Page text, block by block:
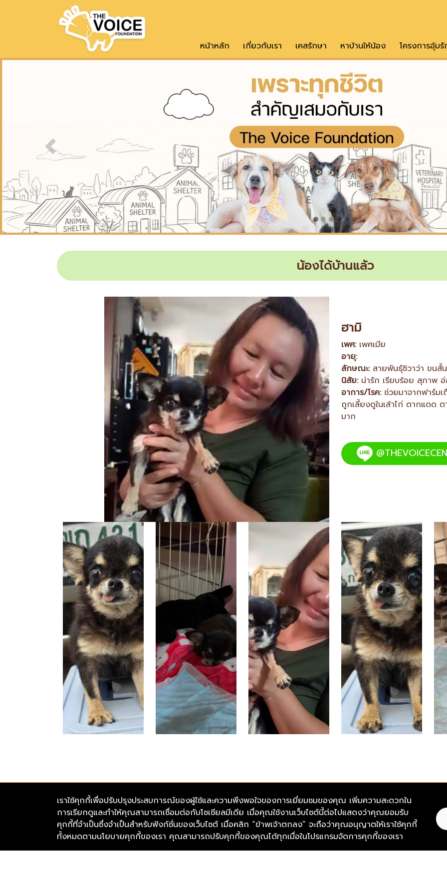
หน้าหลัก เกี่ยวกับเรา เคสรักษา หาบ้านให้น้อง โครงการอุ้มรั
Previous
น้องได้บ้านแล้ว
ฮามิ
เพศ: เพศเมีย
อายุ:
ลักษณะ: สายพันธุ์ชิวาว่า ขนสั้
นิสัย: น่ารัก เรียบร้อย สุภาพ
อาการ/โรค: ช่วยมาจากฟาร์ม
ถูกเลี้ยงดูในเล้าไก่ ตากแดด
มาก
มูลนิธิเดอะวอยซ์ (เสียงจากเรา)
อาคาร GlowFish (สาทร) เลขที่ 92/5 ชั้น 2 ห้อง 221 อาคารสาทรธานี 2 ถนนสาทร
เหนือ แขวงสีลม เขตบางรัก จังหวัดกรุงเทพมหานคร 10500
โทรศัพท์ : 098-878-8477
เราใช้คุกกี้เพื่อปรับปรุงประสบการณ์ของผู้ใช้และความพึงพอใจของการเยี่ยมชมของคุณ เพิ่มความสะดวกใน
การเรียกดูและทำให้คุณสามารถเชื่อมต่อกับโซเชียลมีเดีย เมื่อคุณใช้งานเว็บไซต์นี้ต่อไปแสดงว่าคุณยอมรับ
คุกกี้ที่จำเป็นซึ่งจำเป็นสำหรับฟังก์ชั่นของเว็บไซต์ เมื่อคลิก “ข้าพเจ้าตกลง” จะถือว่าคุณอนุญาตให้เราใช้คุกกี้
ทั้งหมดตามนโยบายคุกกี้ของเรา คุณสามารถปรับคุกกี้ของคุณได้ทุกเมื่อในโปรแกรมจัดการคุกกี้ของเรา